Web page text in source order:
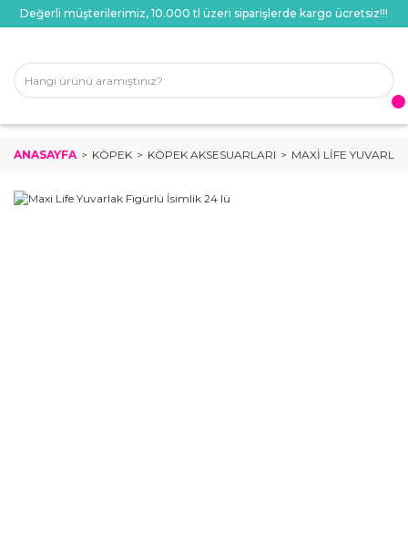
Değerli müşterilerimiz, 10.000 tl üzeri siparişlerde kargo ücretsiz!!!
ANASAYFA KÖPEK KÖPEK AKSESUARLARI MAXI LIFE